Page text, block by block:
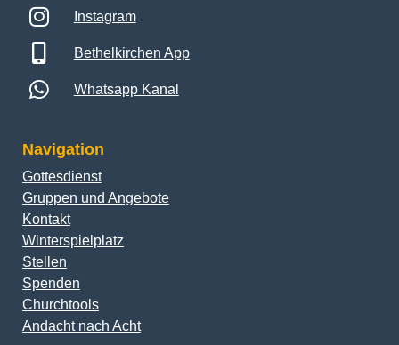
Instagram
Bethelkirchen App
Whatsapp Kanal
Navigation
Gottesdienst
Gruppen und Angebote
Kontakt
Winterspielplatz
Stellen
Spenden
Churchtools
Andacht nach Acht